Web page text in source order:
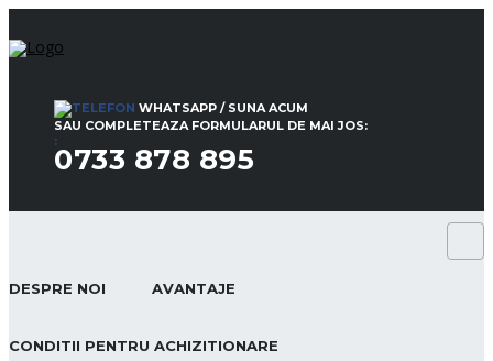
WHATSAPP / SUNA ACUM
SAU COMPLETEAZA FORMULARUL DE MAI JOS:
:
0733 878 895
DESPRE NOI AVANTAJE
CONDITII PENTRU ACHIZITIONARE